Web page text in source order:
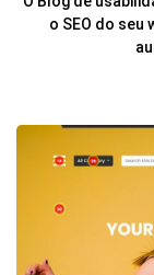
o SEO do seu